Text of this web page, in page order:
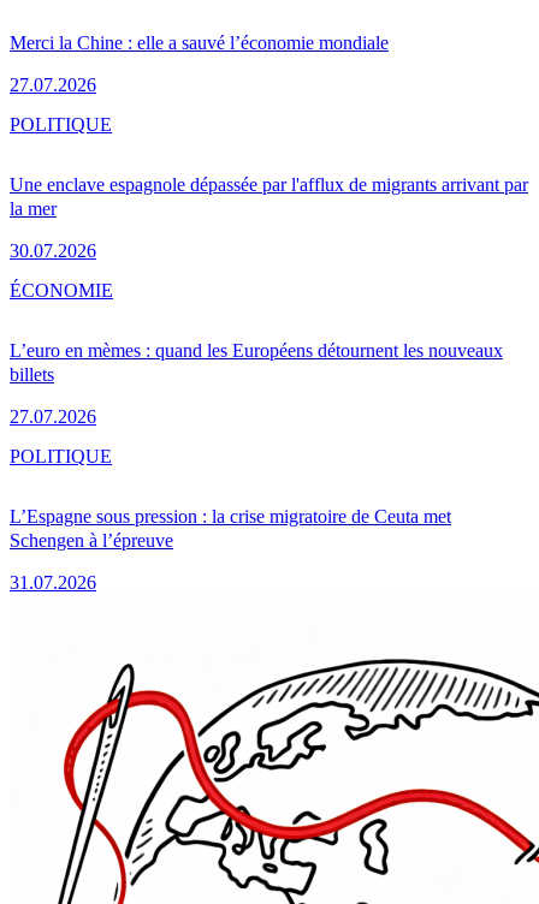
Merci la Chine : elle a sauvé l’économie mondiale
27.07.2026
Une enclave espagnole dépassée par l'afflux de migrants arrivant par
la mer
30.07.2026
POLITIQUE
L’euro en mèmes : quand les Européens détournent les nouveaux
billets
27.07.2026
ÉCONOMIE
L’Espagne sous pression : la crise migratoire de Ceuta met
Schengen à l’épreuve
31.07.2026
POLITIQUE